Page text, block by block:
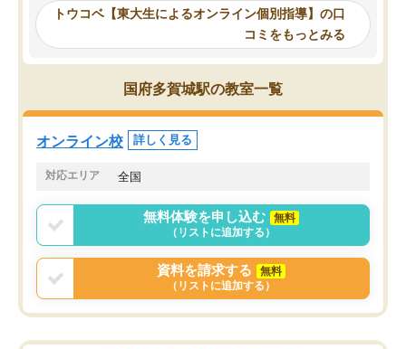
ーティングを行い、その講師で良いか
見てから講師を決定する事ができま
す。
うちの子は、初回面談の講師の方で決
オンラインツールを使用した単語帳の
共有があり宿題もそちらで出される形
でした。
言う事で講師変更の申し出があり、あ
まりに短期での変更だった為、塾に通
う事にして退会しました。遅れも取り
戻せ、授業内容や講師の方は良かった
と思います。
いなのがあり(有料)、受
ことをどんなスケジュー
くか相談したのですが、
ち期待したものではなく
内容でした。それでも明
やる気も出ましたし、苦
くなってきたようなので
トウコベ【東大生によるオンライン個別指導】の口
コミをもっとみる
国府多賀城駅の教室一覧
オンライン校 詳しく見る
対応エリア 全国
無料体験を申し込む
無料
（リストに追加する）
資料を請求する
無料
（リストに追加する）